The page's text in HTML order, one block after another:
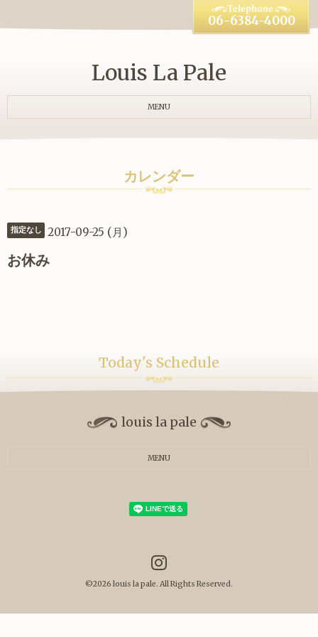
Louis La Pale
06-6384-4000
MENU
カレンダー
指定なし 2017-09-25 (月)
お休み
Today's Schedule
louis la pale
MENU
©2026 louis la pale. All Rights Reserved.